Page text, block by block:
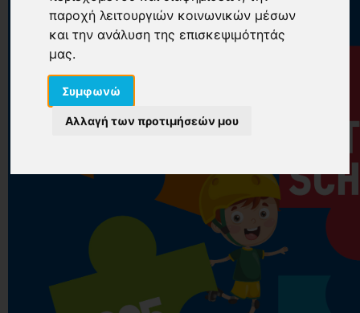
παροχή λειτουργιών κοινωνικών μέσων
και την ανάλυση της επισκεψιμότητάς
μας.
Συμφωνώ
Αλλαγή των προτιμήσεών μου